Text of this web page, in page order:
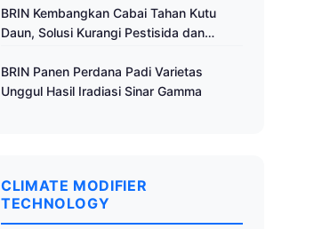
BRIN Kembangkan Cabai Tahan Kutu
Daun, Solusi Kurangi Pestisida dan
BRIN Panen Perdana Padi Varietas
Unggul Hasil Iradiasi Sinar Gamma
CLIMATE MODIFIER
TECHNOLOGY